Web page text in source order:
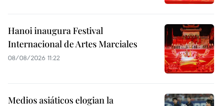
Hanoi inaugura Festival
Internacional de Artes Marciales
08/08/2026 11:22
Medios asiáticos elogian la